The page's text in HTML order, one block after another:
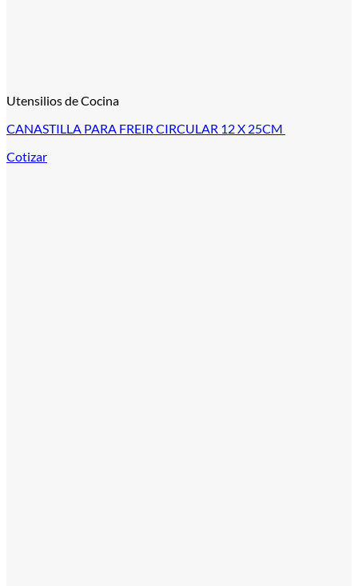
Utensilios de Cocina
CANASTILLA PARA FREIR CIRCULAR 12 X 25CM
Cotizar